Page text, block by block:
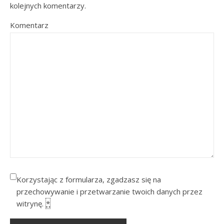
kolejnych komentarzy.
Komentarz
Korzystając z formularza, zgadzasz się na
przechowywanie i przetwarzanie twoich danych przez
witrynę. *